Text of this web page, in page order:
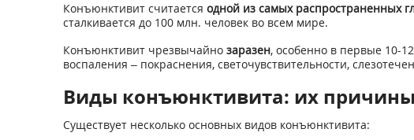
Конъюнктивит считается одной из самых распространенных
сталкивается до 100 млн. человек во всем мире.
Конъюнктивит чрезвычайно заразен, особенно в первые 10-
воспаления – покраснения, светочувствительности,
Виды конъюнктивита: их
Существует несколько основных видов конъюнктивита: